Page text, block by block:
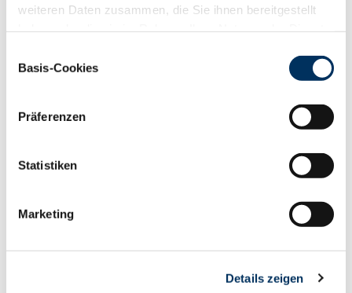
weiteren Daten zusammen, die Sie ihnen bereitgestellt
Cookies, wenn Sie unsere Webseite weiterhin nutzen.
Basis-Cookies
Präferenzen
Statistiken
Marketing
Details zeigen
RZEuterfit
RZKlaue
108
RZRepro
104
RZ
Kälberfit 104
125
Tö./Betr.
5784/1339
Fett %
+0.66
+85
107